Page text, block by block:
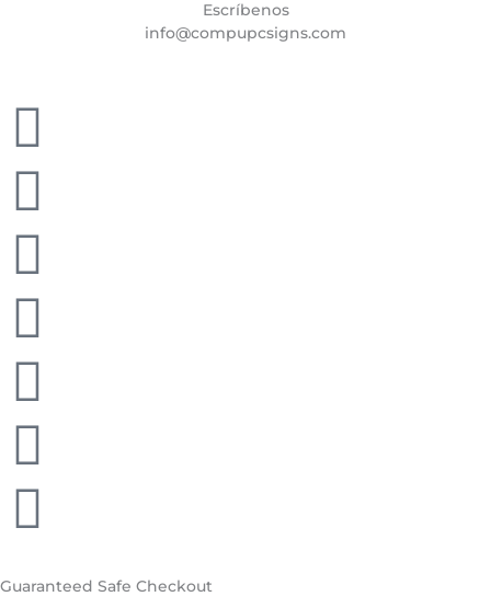
Escríbenos
info@compupcsigns.com
Guaranteed Safe Checkout